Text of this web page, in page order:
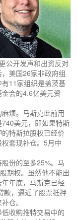
开发声和出资反对
美国26家非政府组
11家组织是盖茨基
会的4.6亿美元资
烦。马斯克此前用
美元，即如果特斯
特斯拉股权已经价
套现补仓。5月中
份的至多25%。马
期权。虽然他不能出
年底，马斯克已经
款，逼近了股票抵押
仓。
收购推特交易中的